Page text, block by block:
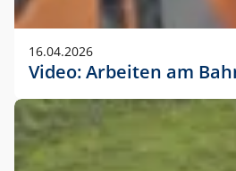
16.04.2026
Video: Arbeiten am